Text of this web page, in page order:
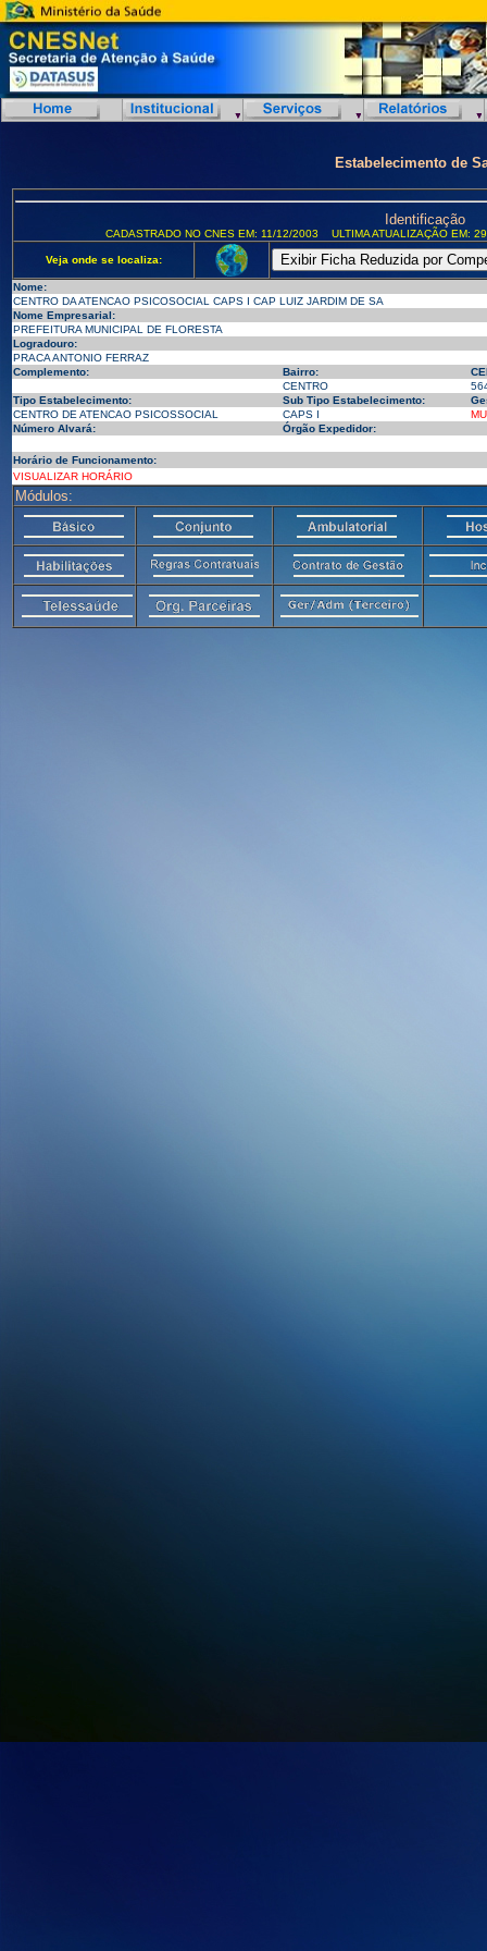
Estabelecimento de
Identificação
CADASTRADO NO CNES EM: 11/12/2003 ULTIMA ATUALIZAÇÃO EM:
Veja onde se localiza:
Nome:
CENTRO DA ATENCAO PSICOSOCIAL CAPS I CAP LUIZ JARDIM DE SA
Nome Empresarial:
PREFEITURA MUNICIPAL DE FLORESTA
Logradouro:
PRACA ANTONIO FERRAZ
Complemento:
Bairro:
CENTRO
Tipo Estabelecimento:
Sub Tipo Estabelecimento:
CENTRO DE ATENCAO PSICOSSOCIAL
CAPS I
Número Alvará:
Órgão Expedidor:
Horário de Funcionamento:
VISUALIZAR HORÁRIO
Módulos: